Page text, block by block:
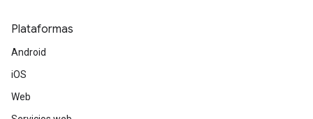
Plataformas
Android
iOS
Web